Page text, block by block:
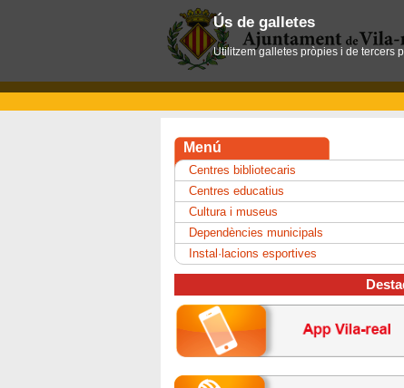
Menú
Centres bibliotecaris
Centres educatius
Cultura i museus
Dependències municipals
Instal·lacions esportives
Ús de galletes
Utilitzem galletes pròpies i de tercers